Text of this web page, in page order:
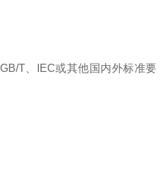
T、IEC或其他国内外标准要